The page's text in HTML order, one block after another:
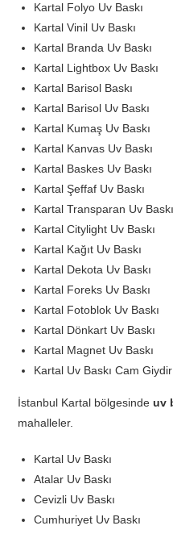
Kartal Folyo Uv Baskı
Kartal Vinil Uv Baskı
Kartal Branda Uv Baskı
Kartal Lightbox Uv Baskı
Kartal Barisol Baskı
Kartal Barisol Uv Baskı
Kartal Kumaş Uv Baskı
Kartal Kanvas Uv Baskı
Kartal Baskes Uv Baskı
Kartal Şeffaf Uv Baskı
Kartal Transparan Uv Baskı
Kartal Citylight Uv Baskı
Kartal Kağıt Uv Baskı
Kartal Dekota Uv Baskı
Kartal Foreks Uv Baskı
Kartal Fotoblok Uv Baskı
Kartal Dönkart Uv Baskı
Kartal Magnet Uv Baskı
Kartal Uv Baskı Cam
İstanbul Kartal bölgesindeuv
mahalleler.
Kartal Uv Baskı
Atalar Uv Baskı
Cevizli Uv Baskı
Cumhuriyet Uv Baskı